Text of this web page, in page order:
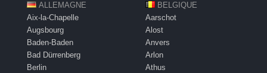
ALLEMAGNE
Aix-la-Chapelle
Augsbourg
Baden-Baden
Bad Dürrenberg
Berlin
BELGIQUE
Aarschot
Alost
Anvers
Arlon
Athus